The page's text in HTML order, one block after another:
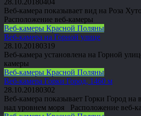
Веб-камера показывает вид на Роза
Расположение веб-камеры
Веб-камеры Красной Поляны
Веб-камера на Горной улице
28.10.20180319
Веб-камера установлена на Горной
камеры
Веб-камеры Красной Поляны
Веб-камера Горки Город, 1460 м
28.10.20180302
Веб-камера показывает Горки Город на
над уровнем моря Расположение веб-